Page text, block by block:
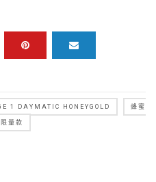
1 DAYMATIC HONEYGOLD 蜂蜜
限量款